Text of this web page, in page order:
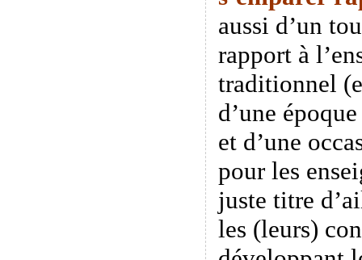
aussi d’un
rapport à
traditionnel
d’une
et d’une
pour les
juste titre
les (leurs)